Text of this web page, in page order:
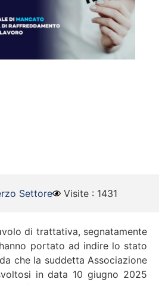
Settore Visite : 1431
di trattativa, segnatamente
portato ad indire lo stato
che la suddetta Associazione
in data 10 giugno 2025